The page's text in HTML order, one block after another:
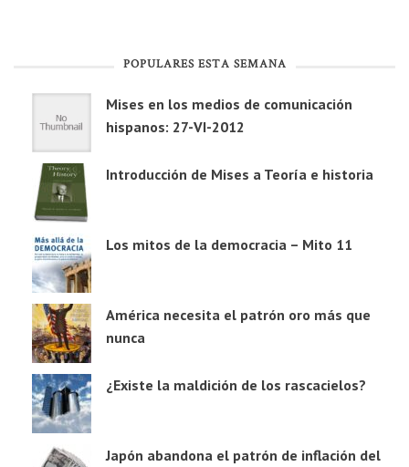
POPULARES ESTA SEMANA
Mises en los medios de comunicación
hispanos: 27-VI-2012
Introducción de Mises a Teoría e historia
Los mitos de la democracia – Mito 11
América necesita el patrón oro más que
nunca
¿Existe la maldición de los rascacielos?
Japón abandona el patrón de inflación del